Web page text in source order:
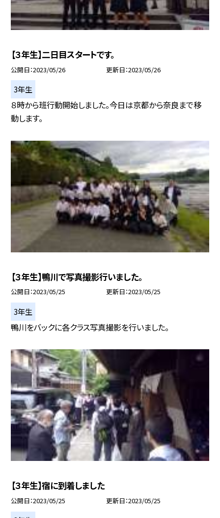
【３年生】二日目スタートです。
公開日 2023/05/26 更新日 2023/05/26
3年生
８時から班行動開始しました。今日は京都から奈良まで移
動します。
【３年生】鴨川で写真撮影行いました。
公開日 2023/05/25 更新日 2023/05/25
3年生
鴨川をバックに各クラス写真撮影を行いました。
【３年生】宿に到着しました
公開日 2023/05/25 更新日 2023/05/25